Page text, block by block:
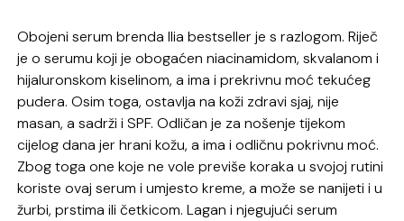
Obojeni serum brenda Ilia bestseller je s razlogom. Riječ
je o serumu koji je obogaćen niacinamidom, skvalanom i
hijaluronskom kiselinom, a ima i prekrivnu moć tekućeg
pudera. Osim toga, ostavlja na koži zdravi sjaj, nije
masan, a sadrži i SPF. Odličan je za nošenje tijekom
cijelog dana jer hrani kožu, a ima i odličnu pokrivnu moć.
Zbog toga one koje ne vole previše koraka u svojoj rutini
koriste ovaj serum i umjesto kreme, a može se nanijeti i u
žurbi, prstima ili četkicom. Lagan i njegujući serum